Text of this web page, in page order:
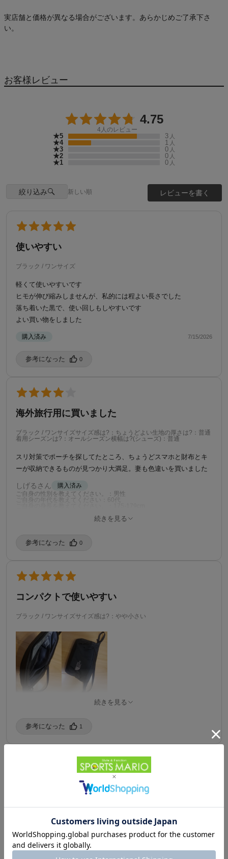
実店舗と価格が異なる場合がございます。あらかじめご了承下さ
い。
お客様レビュー
4.75
4 人のレビュー
★5 3 人
★4 1 人
★3 0 人
★2 0 人
★1 0 人
絞り込み 新しい順 レビューを書く
使いやすい
ブラック / ワンサイズ
軽くて使いやすいです
ヒモが伸び縮みしませんが、私的には程よい長さでした
落ち着いた黒で、使い回しもしやすいです
よい買い物をしました
購入済み 7/15/2026
参考になった️ 0
海外旅行用に買いました
ブラック / ワンサイズサイズ感は?：ちょうどよい生地の厚さは?：普通
着用シーズンは?：オールシーズン横幅は?(シューズ)：普通
スリ対策でポーチを探してたところ、ちょうどスマホと財布とキ
ーが収納できるものが見つかり大満足。妻も色違いを買いました
しげるさん
購入済み
ご自身の性別を教えてください。：男性
ご自身の年代を教えてください：60代
ご自身の普段の着用サイズを教えてください。：L
続きを見る
参考になった️ 0
コンパクトで使いやすい
ブラック / ワンサイズサイズ感は?：やや小さい
コンパクトサイズですが軽くて使いやすいです。ちょっとしたお
9/28/2025
続きを見る
参考になった️ 1
容量が丁度良くセールだったので即購入
紐の調整が出来ないのが難点です（やり方違うのかな？）
購入済み